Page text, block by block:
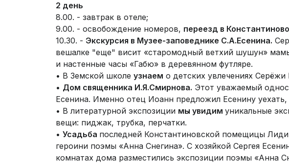
2 день
8.00. - завтрак в отеле;
9.00. - освобождение номеров, переезд в
10.30. - Экскурсия в Музее-заповеднике С.А.Есенина.
вешалке "еще" висит «старомодный ветхий шушун»
и настенные часы «Габю» в деревянном футляре.
• В Земской школе узнаем о детских увлечениях
• Дом священника И.Я.Смирнова. Этот уважаемый
Есенина. Именно отец Иоанн предложил Есенину уехать,
• В литературной экспозиции мы увидим уникальные
вещи: пиджак, трубка, перчатки.
• Усадьба последней Константиновской помещицы
героини поэмы «Анна Снегина». С хозяйкой Сергея
комнатах дома разместились экспозиции поэмы «Анна